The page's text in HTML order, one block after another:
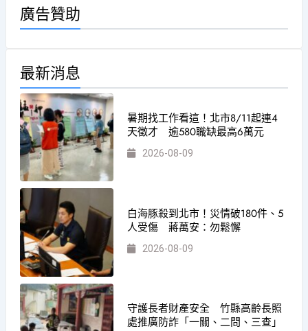
廣告贊助
最新消息
暑期找工作看這！北市8/11起連4
天徵才 逾580職缺最高6萬元
2026-08-09
白海豚殺到北市！災情破180件、5
人受傷 蔣萬安：勿鬆懈
2026-08-09
守護長者財產安全 竹縣高齡長照
處推廣防詐「一關、二問、三查」